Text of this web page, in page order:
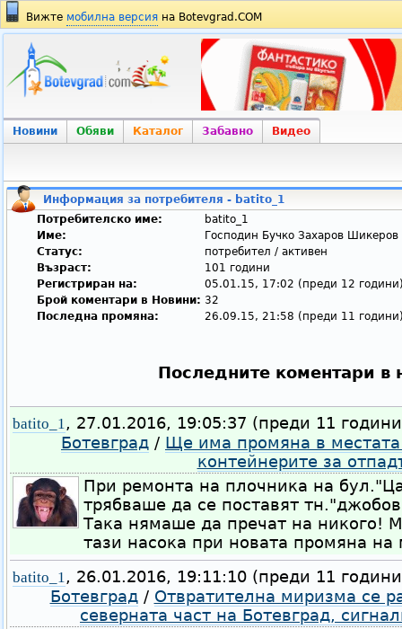
Вижте мобилна версия на Botevgrad.COM
Новини Обяви Каталог Забавно Видео
Информация за потребителя - batito_1
Потребителско име:
batito_1
Име:
Господин Бучко Захаров Шикеров
Статус:
потребител / активен
Възраст:
101 години
Регистриран на:
05.01.15, 17:02 (преди 12
Брой коментари в Новини: 32
Последна промяна:
26.09.15, 21:58 (преди 11
Последните коментари в
batito_1, 27.01.2016, 19:05:37 (преди 11
Ботевград / Ще има промяна в местата
контейнерите за
При ремонта на плочника на
трябваше да се поставят
Така нямаше да пречат на никого!
тази насока при новата промяна на
batito_1, 26.01.2016, 19:11:10 (преди 11
Ботевград/ Отвратителна миризма се
северната част на Ботевград,